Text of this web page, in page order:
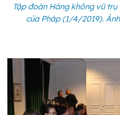
Tập đoàn Hàng không vũ
của Pháp (1/4/2019).